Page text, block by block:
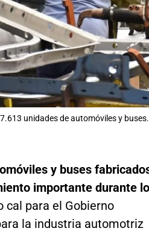
unidades de automóviles y buses.
y buses
importante durante
cal para el Gobierno
la industria automotriz